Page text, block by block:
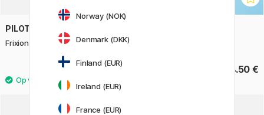
PILOT
Frixion Ball Plus One Piece 0.7
4.60 € 4.50 €
Norway (NOK)
Denmark (DKK)
Finland (EUR)
Ireland (EUR)
France (EUR)